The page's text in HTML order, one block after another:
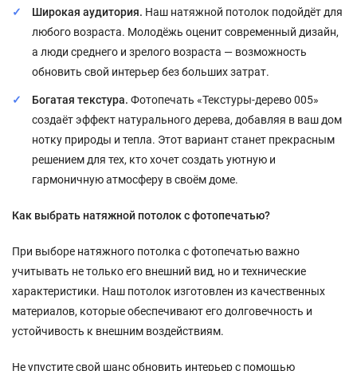
Широкая аудитория. Наш натяжной потолок подойдёт для
любого возраста. Молодёжь оценит современный дизайн,
а люди среднего и зрелого возраста — возможность
обновить свой интерьер без больших затрат.
Богатая текстура. Фотопечать «Текстуры-дерево 005»
создаёт эффект натурального дерева, добавляя в ваш дом
нотку природы и тепла. Этот вариант станет прекрасным
решением для тех, кто хочет создать уютную и
гармоничную атмосферу в своём доме.
Как выбрать натяжной потолок с фотопечатью?
При выборе натяжного потолка с фотопечатью важно
учитывать не только его внешний вид, но и технические
характеристики. Наш потолок изготовлен из качественных
материалов, которые обеспечивают его долговечность и
устойчивость к внешним воздействиям.
Не упустите свой шанс обновить интерьер с помощью